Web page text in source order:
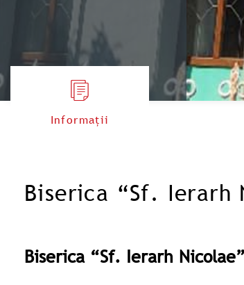
Informații
Biserica “Sf. Ierarh
Biserica “Sf. Ierarh